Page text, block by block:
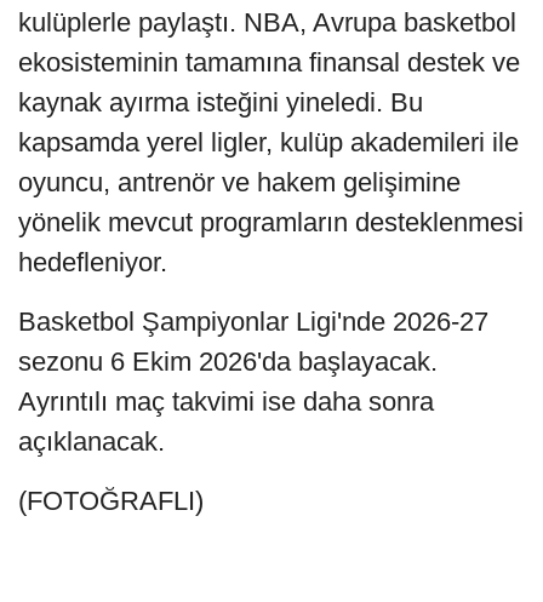
kulüplerle paylaştı. NBA, Avrupa basketbol
ekosisteminin tamamına finansal destek ve
kaynak ayırma isteğini yineledi. Bu
kapsamda yerel ligler, kulüp akademileri ile
oyuncu, antrenör ve hakem gelişimine
yönelik mevcut programların desteklenmesi
hedefleniyor.
Basketbol Şampiyonlar Ligi'nde 2026-27
sezonu 6 Ekim 2026'da başlayacak.
Ayrıntılı maç takvimi ise daha sonra
açıklanacak.
(FOTOĞRAFLI)